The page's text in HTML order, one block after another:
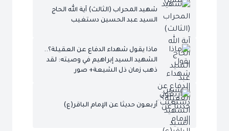
شهيد المحراب (الثالث) آية الله الحاج
السيد عبد الحسين دستغيب
ماذا يقول شهداء الدفاع عن العقيلة؟..
الشهيد السيد إبراهيم في وصيته: لقد
ذهب زمان ذل الشيعة+ صور
أربعون حديثا عن الإمام الباقر(ع)